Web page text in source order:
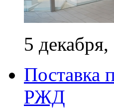
5
Поставка
РЖД